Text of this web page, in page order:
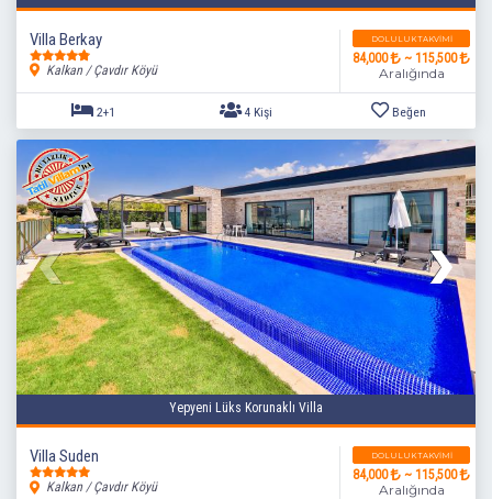
4 Kişi Beğen
Villa Berkay
Kalkan / Çavdır Köyü
DOLULUK TAKVIMI
84,000 ~ 115,500
Aralığında
Yepyeni Lüks Korunaklı Villa
Villa Suden
Kalkan / Çavdır Köyü
DOLULUK TAKVIMI
84,000 ~ 115,500
Aralığında